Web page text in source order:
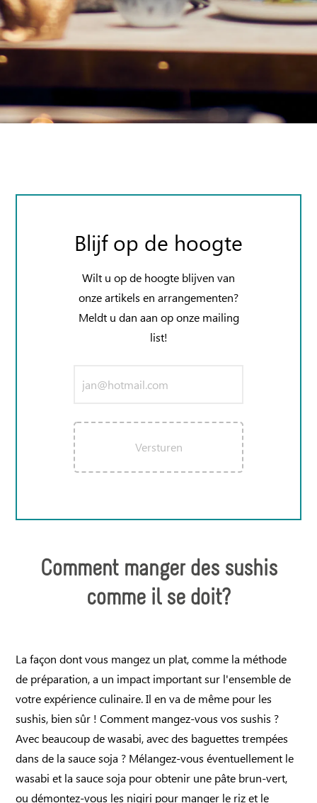
Blijf op de hoogte
Wilt u op de hoogte blijven van
onze artikels en arrangementen?
Meldt u dan aan op onze mailing
list!
Versturen
Comment manger des sushis
comme il se doit?
La façon dont vous mangez un plat, comme la méthode
de préparation, a un impact important sur l'ensemble de
votre expérience culinaire. Il en va de même pour les
sushis, bien sûr ! Comment mangez-vous vos sushis ?
Avec beaucoup de wasabi, avec des baguettes trempées
dans de la sauce soja ? Mélangez-vous éventuellement le
wasabi et la sauce soja pour obtenir une pâte brun-vert,
ou démontez-vous les nigiri pour manger le riz et le